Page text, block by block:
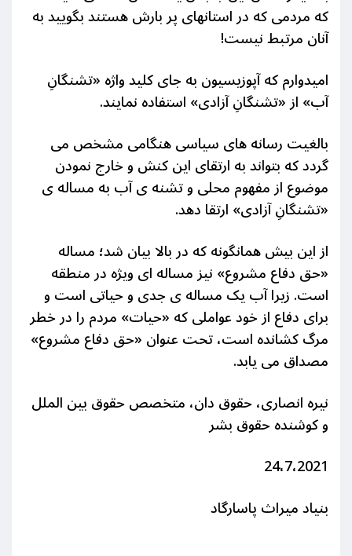
که مردمی که در استانهای پر بارش هستند بگویید به
آنان مرتبط نیست!
امیدوارم که آپوزیسیون به جای کلید واژه «تشنگانِ
آب» از «تشنگانِ آزادی» استفاده نمایند.
بالغیت رسانه های سیاسی هنگامی مشخص می
گردد که بتواند به ارتقای این کنش و خارج نمودن
موضوع از مفهوم محلی و تشنه ی آب به مساله ی
«تشنگانِ آزادی» ارتقا دهد.
از این بیش همانگونه که در بالا بیان شد؛ مساله
«حق دفاع مشروع» نیز مساله ای ویژه در منطقه
است. زیرا آب یک مساله ی جدی و حیاتی است و
برای دفاع از خود عواملی که «حیات» مردم را در خطر
مرگ کشانده است، تحت عنوان «حق دفاع مشروع»
مصداق می یابد.
نیره انصاری، حقوق دان، متخصص حقوق بین الملل
و کوشنده حقوق بشر
24،7،2021
بنیاد میراث پاسارگاد